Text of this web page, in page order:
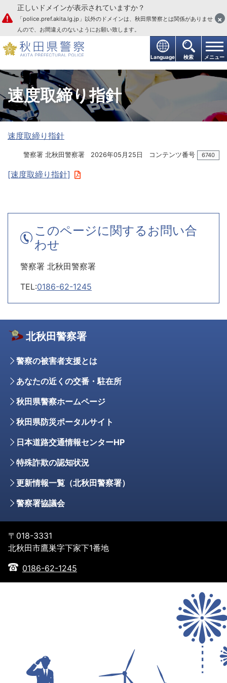
本文へ
Language 検索 メニュー
正しいドメインが表示されていますか？
「police.pref.akita.lg.jp」以外のドメインは、秋田県警察とは関係がありませ
んので、お間違えのないようにお願い致します。
×
速度取締り指針
速度取締り指針
警察署 北秋田警察署 2026年05月25日 コンテンツ番号 6740
[速度取締り指針]
このページに関するお問い合
わせ
警察署 北秋田警察署
TEL:0186-62-1245
北秋田警察署
警察の被害者支援とは
あなたの近くの交番・駐在所
秋田県警察ホームページ
秋田県防災ポータルサイト
日本道路交通情報センターHP
特殊詐欺の認知状況
更新情報一覧（北秋田警察署）
警察署協議会
〒018-3331
北秋田市鷹巣字下家下1番地
0186-62-1245